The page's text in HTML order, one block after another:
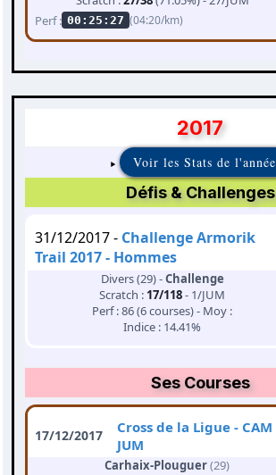
Perf : 00:25:27 (04:20/km)
2017
Voir les Stats de l'année
Défis & Challenges
31/12/2017 - Challenge Armorik
Trail 2017 - Hommes
Divers (29) -Challenge
Scratch : 17/118- 1/JUM
Perf : 86 (6 courses) - Moy :
Indice : 14.41%
Ses Courses
17/12/2017
Cross de la Ligue - CAM
JUM
Carhaix-Plouguer(29)